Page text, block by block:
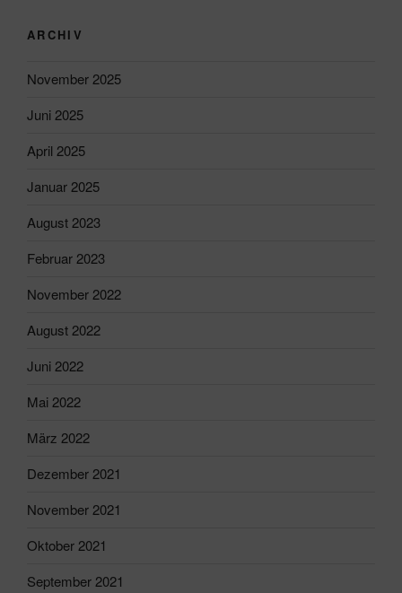
ARCHIV
November 2025
Juni 2025
April 2025
Januar 2025
August 2023
Februar 2023
November 2022
August 2022
Juni 2022
Mai 2022
März 2022
Dezember 2021
November 2021
Oktober 2021
September 2021